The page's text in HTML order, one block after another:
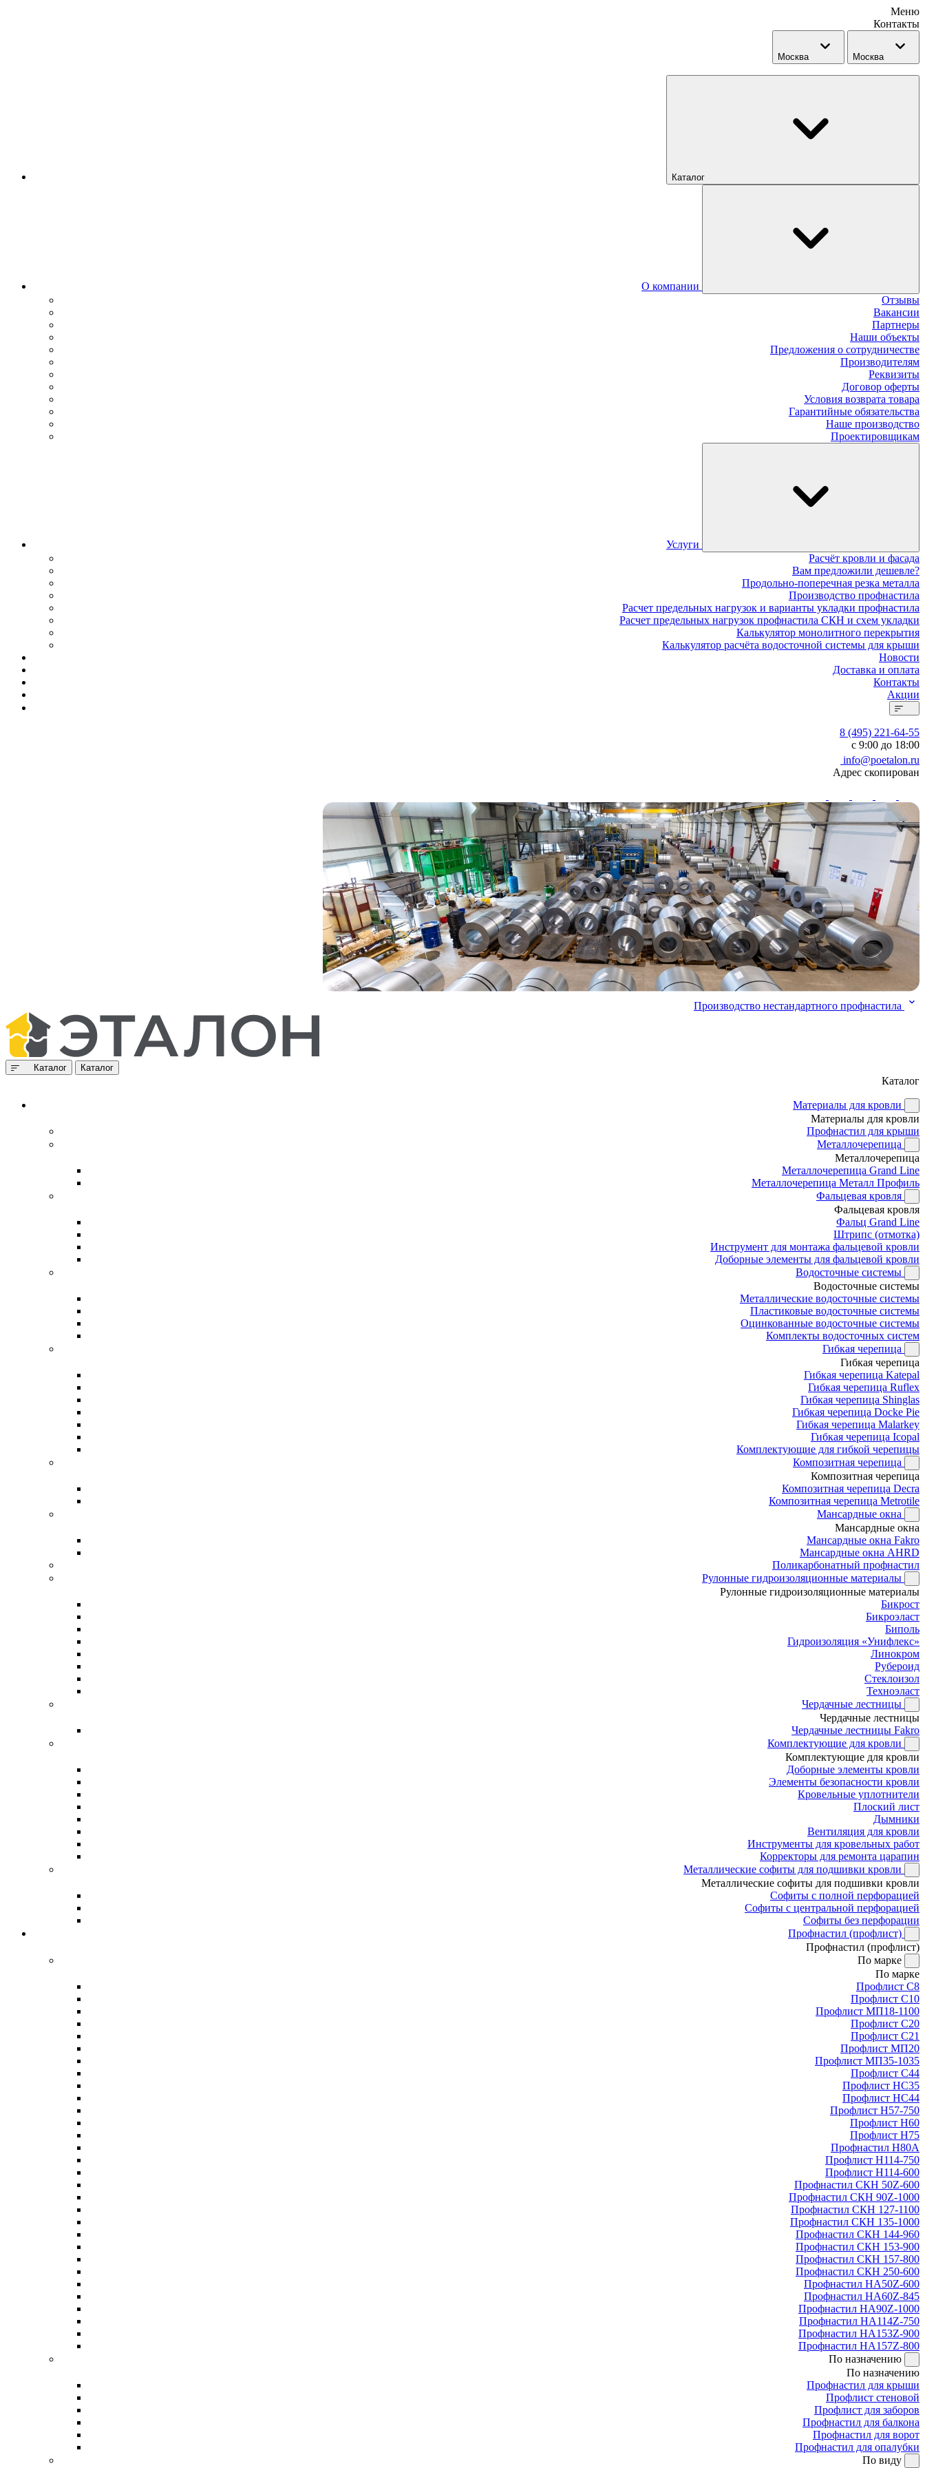
Меню
Контакты
Москва Москва
Каталог
О компании
Отзывы
Вакансии
Партнеры
Наши объекты
Предложения о сотрудничестве
Производителям
Реквизиты
Договор оферты
Условия возврата товара
Гарантийные обязательства
Наше производство
Проектировщикам
Услуги
Расчёт кровли и фасада
Вам предложили дешевле?
Продольно-поперечная резка металла
Производство профнастила
Расчет предельных нагрузок и варианты укладки профнастила
Расчет предельных нагрузок профнастила СКН и схем укладки
Калькулятор монолитного перекрытия
Калькулятор расчёта водосточной системы для крыши
Новости
Доставка и оплата
Контакты
Акции
8 (495) 221-64-55
с 9:00 до 18:00
info@poetalon.ru
Адрес скопирован
Производство нестандартного профнастила
Каталог Каталог
Каталог
Материалы для кровли
Материалы для кровли
Профнастил для крыши
Металлочерепица
Металлочерепица
Металлочерепица Grand Line
Металлочерепица Металл Профиль
Фальцевая кровля
Фальцевая кровля
Фальц Grand Line
Штрипс (отмотка)
Инструмент для монтажа фальцевой кровли
Доборные элементы для фальцевой кровли
Водосточные системы
Водосточные системы
Металлические водосточные системы
Пластиковые водосточные системы
Оцинкованные водосточные системы
Комплекты водосточных систем
Гибкая черепица
Гибкая черепица
Гибкая черепица Katepal
Гибкая черепица Ruflex
Гибкая черепица Shinglas
Гибкая черепица Docke Pie
Гибкая черепица Malarkey
Гибкая черепица Icopal
Комплектующие для гибкой черепицы
Композитная черепица
Композитная черепица
Композитная черепица Decra
Композитная черепица Metrotile
Мансардные окна
Мансардные окна
Мансардные окна Fakro
Мансардные окна AHRD
Поликарбонатный профнастил
Рулонные гидроизоляционные материалы
Рулонные гидроизоляционные материалы
Бикрост
Бикроэласт
Биполь
Гидроизоляция «Унифлекс»
Линокром
Рубероид
Стеклоизол
Техноэласт
Чердачные лестницы
Чердачные лестницы
Чердачные лестницы Fakro
Комплектующие для кровли
Комплектующие для кровли
Доборные элементы кровли
Элементы безопасности кровли
Кровельные уплотнители
Плоский лист
Дымники
Вентиляция для кровли
Инструменты для кровельных работ
Корректоры для ремонта царапин
Металлические софиты для подшивки кровли
Металлические софиты для подшивки кровли
Софиты с полной перфорацией
Софиты с центральной перфорацией
Софиты без перфорации
Профнастил (профлист)
Профнастил (профлист)
По марке
По марке
Профлист С8
Профлист С10
Профлист МП18-1100
Профлист С20
Профлист С21
Профлист МП20
Профлист МП35-1035
Профлист С44
Профлист НС35
Профлист НС44
Профлист Н57-750
Профлист Н60
Профлист Н75
Профнастил Н80А
Профлист Н114-750
Профлист Н114-600
Профнастил СКН 50Z-600
Профнастил СКН 90Z-1000
Профнастил СКН 127-1100
Профнастил СКН 135-1000
Профнастил СКН 144-960
Профнастил СКН 153-900
Профнастил СКН 157-800
Профнастил СКН 250-600
Профнастил НА50Z-600
Профнастил НА60Z-845
Профнастил НА90Z-1000
Профнастил НА114Z-750
Профнастил НА153Z-900
Профнастил НА157Z-800
По назначению
По назначению
Профнастил для крыши
Профлист стеновой
Профлист для заборов
Профнастил для балкона
Профнастил для ворот
Профнастил для опалубки
По виду